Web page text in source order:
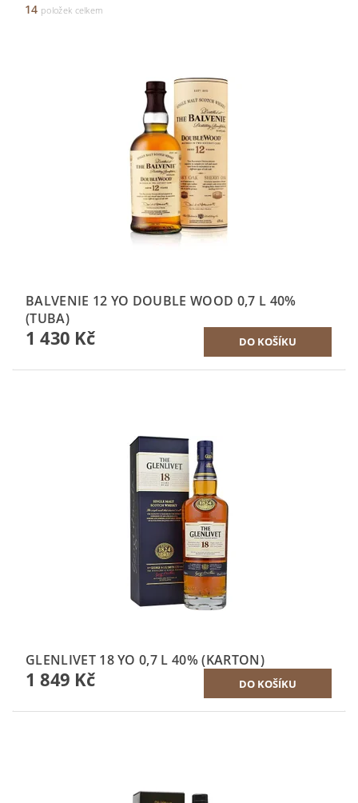
14 položek celkem
BALVENIE 12 YO DOUBLE WOOD 0,7 L 40%
(TUBA)
1 430 Kč
GLENLIVET 18 YO 0,7 L 40% (KARTON)
1 849 Kč